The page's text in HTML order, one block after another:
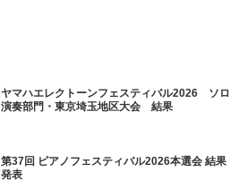
ヤマハエレクトーンフェスティバル2026 ソロ
演奏部門・東京埼玉地区大会 結果
第37回 ピアノフェスティバル2026本選会 結果
発表